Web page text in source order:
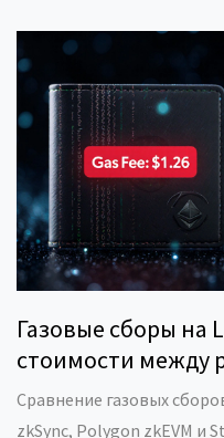
Газовые сборы на
стоимости между
Сравнение газовых
zkSync, Polygon zkEVM и